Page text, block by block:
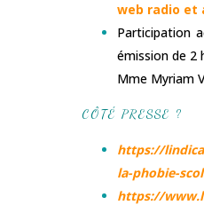
web radio et
Participation
émission de 2
Mme Myriam
CÔTÉ PRESSE ?
https://
la-phobie-
https://